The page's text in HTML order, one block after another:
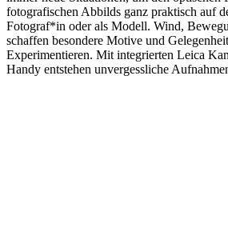
fotografischen Abbilds ganz praktisch auf
Fotograf*in oder als Modell. Wind,
schaffen besondere Motive und
Experimentieren. Mit integrierten Leica
Handy entstehen unvergessliche